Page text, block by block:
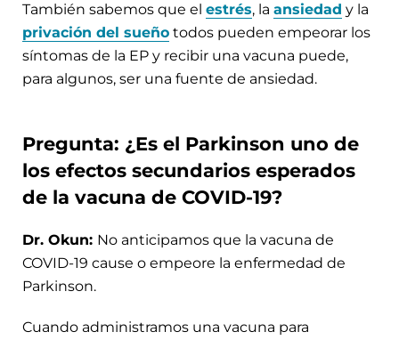
También sabemos que el estrés, la ansiedad y la
privación del sueño todos pueden empeorar los
síntomas de la EP y recibir una vacuna puede,
para algunos, ser una fuente de ansiedad.
Pregunta: ¿Es el Parkinson uno de
los efectos secundarios esperados
de la vacuna de COVID-19?
Dr. Okun: No anticipamos que la vacuna de
COVID-19 cause o empeore la enfermedad de
Parkinson.
Cuando administramos una vacuna para